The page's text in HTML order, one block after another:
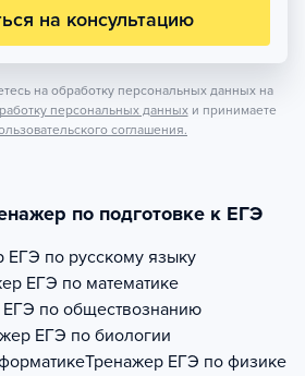
на консультацию
на обработку персональных данных на
персональных данных и принимаете
соглашения.
по подготовке к ЕГЭ
ЕГЭ по русскому языку
ЕГЭ по математике
ЕГЭ по обществознанию
ЕГЭ по биологии
Тренажер ЕГЭ по физике